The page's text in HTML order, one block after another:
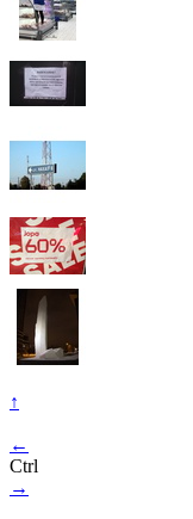
↑
←
Ctrl
→